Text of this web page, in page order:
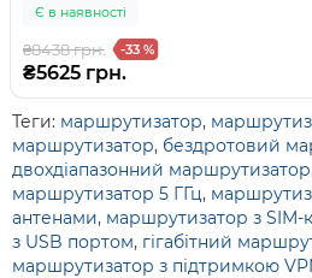
Є в наявності
₴8438 грн. -33 %
₴5625 грн.
Теги: маршрутизатор,
маршрутизатор, бездротовий
двохдіапазонний маршрутизатор
маршрутизатор 5 ГГц,
антенами, маршрутизатор з SIM-
з USB портом, гігабітний
маршрутизатор з підтримкою